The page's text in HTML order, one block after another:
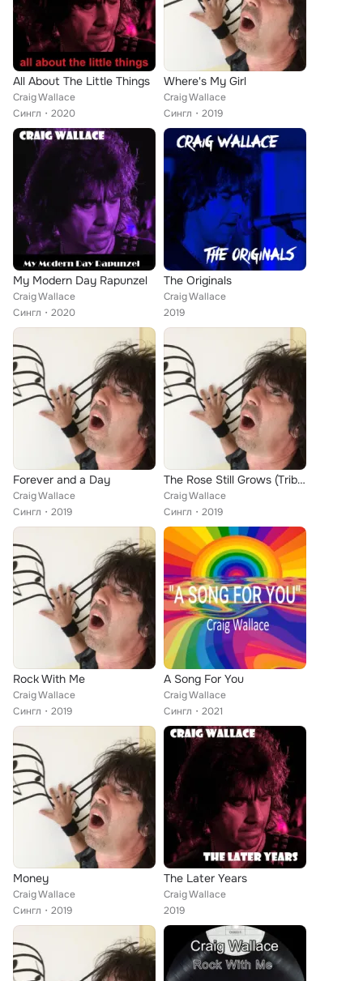
All About The Little Things
Craig Wallace
Сингл
2020
Where's My Girl
Craig Wallace
Сингл
2019
My Modern Day Rapunzel
Craig Wallace
Сингл
2020
The Originals
Craig Wallace
2019
Forever and a Day
Craig Wallace
Сингл
2019
The Rose Still Grows (Tribute To My Mom)
Craig Wallace
Сингл
2019
Rock With Me
Craig Wallace
Сингл
2019
A Song For You
Craig Wallace
Сингл
2021
Money
Craig Wallace
Сингл
2019
The Later Years
Craig Wallace
2019